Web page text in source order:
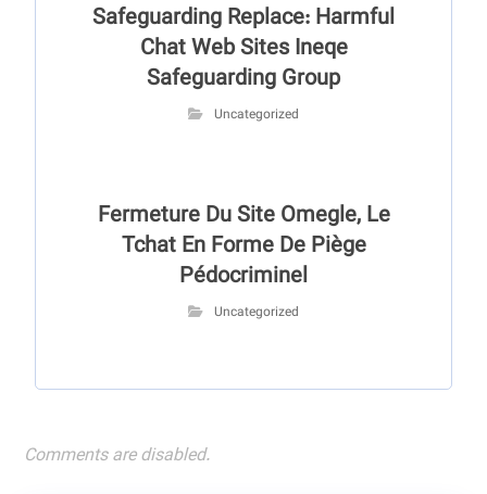
Safeguarding Replace: Harmful
Chat Web Sites Ineqe
Safeguarding Group
Uncategorized
Fermeture Du Site Omegle, Le
Tchat En Forme De Piège
Pédocriminel
Uncategorized
Comments are disabled.